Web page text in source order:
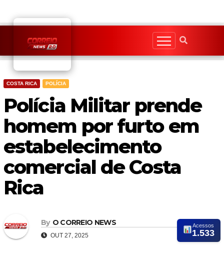
content
COSTA RICA POLÍCIA
Polícia Militar prende
homem por furto em
estabelecimento
comercial de Costa
Rica
By O CORREIO NEWS
OUT 27, 2025
Acessos
1.533